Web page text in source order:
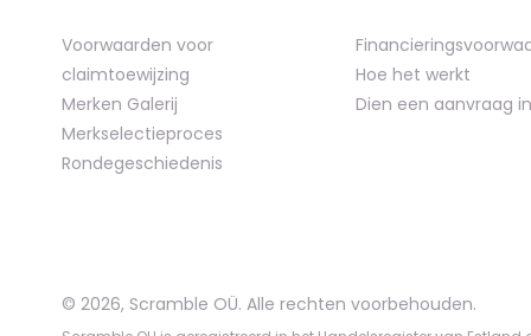
Voorwaarden voor
claimtoewijzing
Merken Galerij
Merkselectieproces
Rondegeschiedenis
Hoe het werkt
Dien een aanvraag in
© 2026, Scramble OÜ. Alle rechten voorbehouden.